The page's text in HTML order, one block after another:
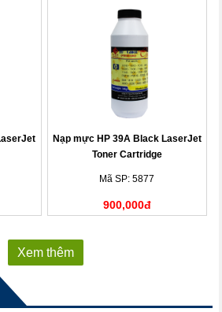
Nạp mực HP 39A Black LaserJet
Toner Cartridge
Mã SP: 5877
900,000đ
Xem thêm